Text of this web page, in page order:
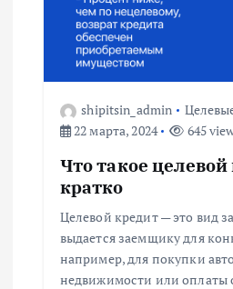
shipitsin_admin
22 марта, 2024
645
Что такое
кратко
Целевой кредит — это вид
выдается заемщику для
например, для покупки
недвижимости или оплаты